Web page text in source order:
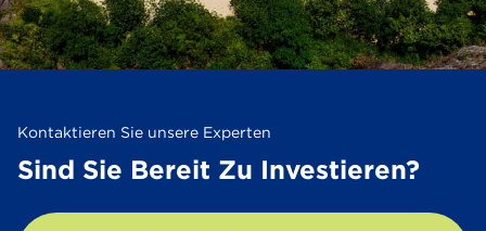
Kontaktieren Sie unsere Experten
Sind Sie Bereit Zu Investieren?